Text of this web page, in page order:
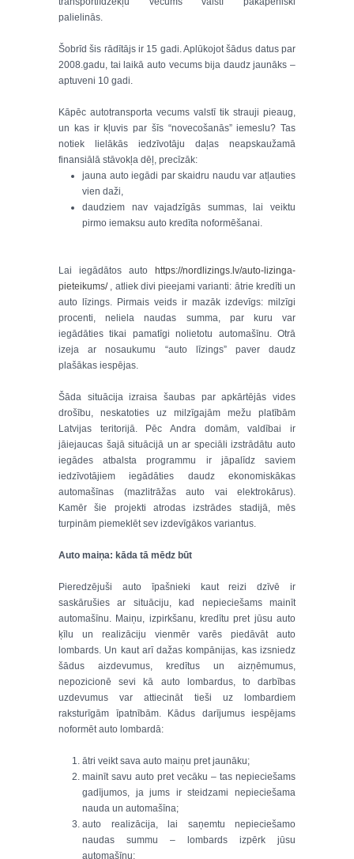
palielinās.
Šobrīd šis rādītājs ir 15 gadi. Aplūkojot šādus datus par
2008.gadu, tai laikā auto vecums bija daudz jaunāks –
aptuveni 10 gadi.
Kāpēc autotransporta vecums valstī tik strauji pieaug,
un kas ir kļuvis par šīs “novecošanās” iemeslu? Tas
notiek lielākās iedzīvotāju daļas neapskaužamā
finansiālā stāvokļa dēļ, precīzāk:
jauna auto iegādi par skaidru naudu var atļauties
vien daži,
daudziem nav vajadzīgās summas, lai veiktu
pirmo iemaksu auto kredīta noformēšanai.
Lai iegādātos auto
https://nordlizings.lv/auto-lizinga-
pieteikums/, atliek divi pieejami varianti: ātrie kredīti un
auto līzings. Pirmais veids ir mazāk izdevīgs: milzīgi
procenti, neliela naudas summa, par kuru var
iegādāties tikai pamatīgi nolietotu automašīnu. Otrā
izeja ar nosaukumu “auto līzings” paver daudz
plašākas iespējas.
Šāda situācija izraisa šaubas par apkārtējās vides
drošību, neskatoties uz milzīgajām mežu platībām
Latvijas teritorijā. Pēc Andra domām, valdībai ir
jāiejaucas šajā situācijā un ar speciāli izstrādātu auto
iegādes atbalsta programmu ir jāpalīdz saviem
iedzīvotājiem iegādāties daudz ekonomiskākas
automašīnas (mazlitrāžas auto vai elektrokārus).
Kamēr šie projekti atrodas izstrādes stadijā, mēs
turpinām piemeklēt sev izdevīgākos variantus.
Auto maiņa: kāda tā mēdz būt
Pieredzējuši auto īpašnieki kaut reizi dzīvē ir
saskārušies ar situāciju, kad nepieciešams mainīt
automašīnu. Maiņu, izpirkšanu, kredītu pret jūsu auto
ķīlu un realizāciju vienmēr varēs piedāvāt auto
lombards. Un kaut arī dažas kompānijas, kas izsniedz
šādus aizdevumus, kredītus un aizņēmumus,
nepozicionē sevi kā auto lombardus, to darbības
uzdevumus var attiecināt tieši uz lombardiem
raksturīgām īpatnībām. Kādus darījumus iespējams
noformēt auto lombardā:
ātri veikt sava auto maiņu pret jaunāku;
mainīt savu auto pret vecāku – tas nepieciešams
gadījumos, ja jums ir steidzami nepieciešama
nauda un automašīna;
auto realizācija, lai saņemtu nepieciešamo
naudas summu – lombards izpērk jūsu
automašīnu;